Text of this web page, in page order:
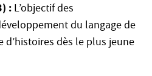
: L’objectif des
du langage de
dès le plus jeune